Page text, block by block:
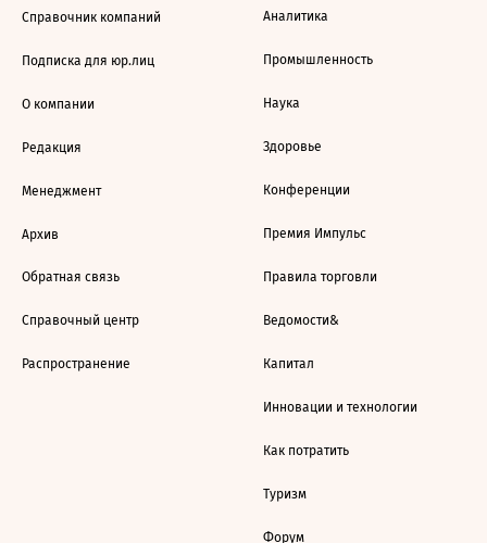
Справочник компаний
Подписка для юр.лиц
О компании
Редакция
Менеджмент
Архив
Обратная связь
Справочный центр
Распространение
Аналитика
Промышленность
Наука
Здоровье
Конференции
Премия Импульс
Правила торговли
Ведомости&
Капитал
Инновации и технологии
Как потратить
Туризм
Форум